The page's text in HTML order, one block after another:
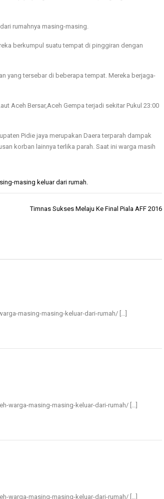
rumahnya masing-masing.
berkumpul suatu tempat di pinggiran dengan
yang tersebar di beberapa tempat. Mereka berjaga-
Aceh Bersar,Aceh Gempa terjadi sekitar Pukul 23:00
Pidie jaya merupakan Daera terparah dampak
korban lainnya terlika parah. Saat ini warga masih
masing keluar dari rumah.
Timnas Sukses Melaju Ke Final Piala AFF 2016
masing-masing-keluar-dari-rumah/ […]
warga-masing-masing-keluar-dari-rumah/ […]
warga-masing-masing-keluar-dari-rumah/ […]